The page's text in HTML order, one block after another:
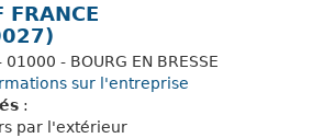
01000 - BOURG EN BRESSE
sur l'entreprise
:
par l'extérieur